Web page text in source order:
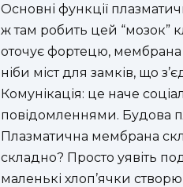
Основні функції
ж там робить цей “мозок”
оточує фортецю, мембрана
ніби міст для замків, що
Комунікація: це наче
повідомленнями. Будова
Плазматична мембрана
складно? Просто уявіть
маленькі хлоп’ячки